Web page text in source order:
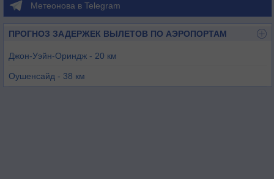
Метеонова в Telegram
ПРОГНОЗ ЗАДЕРЖЕК ВЫЛЕТОВ ПО АЭРОПОРТАМ
Джон-Уэйн-Ориндж - 20 км
Оушенсайд - 38 км